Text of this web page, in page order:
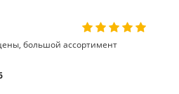
большой ассортимент